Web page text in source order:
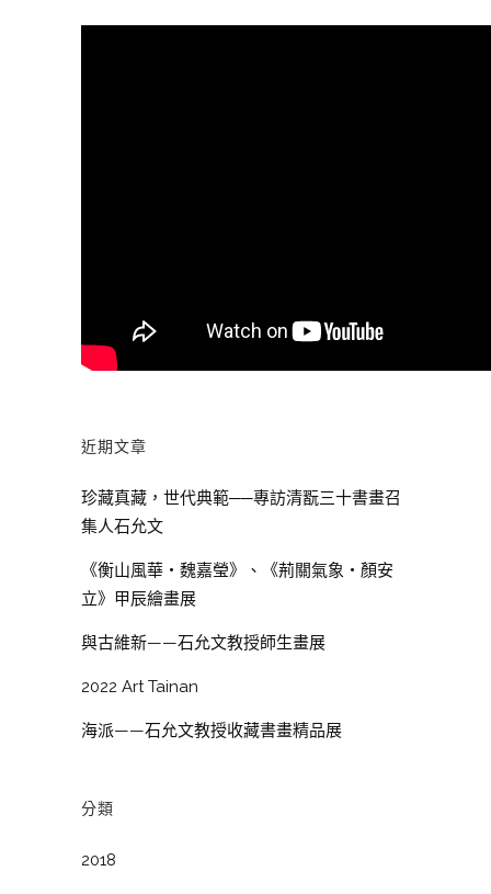
近期文章
珍藏真藏，世代典範──專訪清翫三十書畫召
集人石允文
《衡山風華・魏嘉瑩》、《荊關氣象・顏安
立》甲辰繪畫展
與古維新——石允文教授師生畫展
2022 Art Tainan
海派——石允文教授收藏書畫精品展
分類
2018